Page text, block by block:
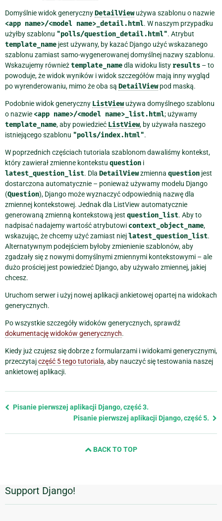
Domyślnie widok generycznyDetailViewużywa szablonu o nazwie
<app name>/<model name>_detail.html. W naszym przypadku
użyłby szablonu "polls/question_detail.html". Atrybut
template_name jest używany, by kazać Django użyć wskazanego
szablonu zamiast samo-wygenerowanej domyślnej nazwy szablonu.
Wskazujemy równieżtemplate_namedla widoku listy results – to
powoduje, że widok wyników i widok szczegółów mają inny wygląd
po wyrenderowaniu, mimo że oba są DetailViewpod maską.
Podobnie widok generyczny ListViewużywa domyślnego szablonu
o nazwie <app name>/<model name>_list.html; używamy
template_name, aby powiedzieć ListView, by używała naszego
istniejącego szablonu "polls/index.html".
W poprzednich częściach tutoriala szablonom dawaliśmy kontekst,
który zawierał zmienne kontekstu question i
latest_question_list. Dla DetailViewzmienna question jest
dostarczona automatycznie – ponieważ używamy modelu Django
(Question), Django może wyznaczyć odpowiednią nazwę dla
zmiennej kontekstowej. Jednak dla ListView automatycznie
generowaną zmienną kontekstową jest question_list. Aby to
nadpisać nadajemy wartość atrybutowi context_object_name,
wskazując, że chcemy użyć zamiast niejlatest_question_list.
Alternatywnym podejściem byłoby zmienienie szablonów, aby
zgadzały się z nowymi domyślnymi zmiennymi kontekstowymi – ale
dużo prościej jest powiedzieć Django, aby używało zmiennej, jakiej
chcesz.
Uruchom serwer i użyj nowej aplikacji ankietowej opartej na widokach
generycznych.
Po wszystkie szczegóły widoków generycznych, sprawdź
dokumentację widoków generycznych.
Kiedy już czujesz się dobrze z formularzami i widokami generycznymi,
przeczytajczęść 5 tego tutoriala, aby nauczyć się testowania naszej
ankietowej aplikacji.
Previous
Pisanie pierwszej aplikacji Django, część 3.
Pisanie pierwszej aplikacji Django, część 5.
BACK TO TOP
Dodatkowe
informacje
Support Django!